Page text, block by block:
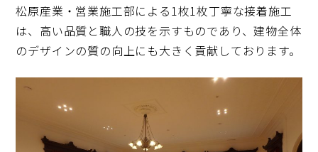
松原産業・営業施工部による1枚1枚丁寧な接着施工
は、高い品質と職人の技を示すものであり、建物全体
のデザインの質の向上にも大きく貢献しております。